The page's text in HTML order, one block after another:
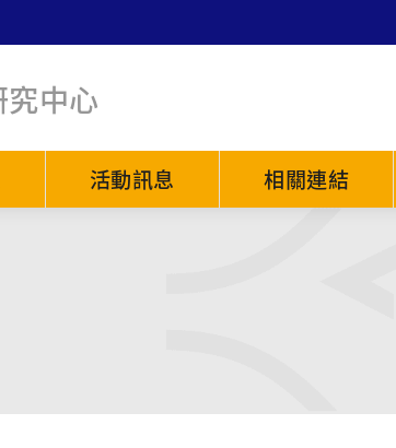
中心
活動訊息 相關連結